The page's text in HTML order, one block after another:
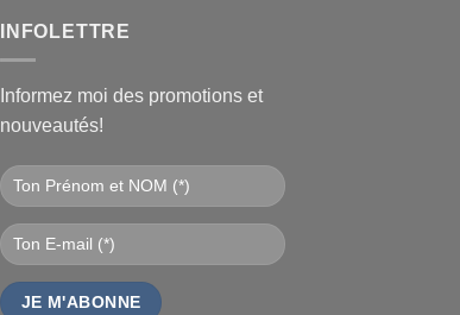
INFOLETTRE
Informez moi des promotions et
nouveautés!